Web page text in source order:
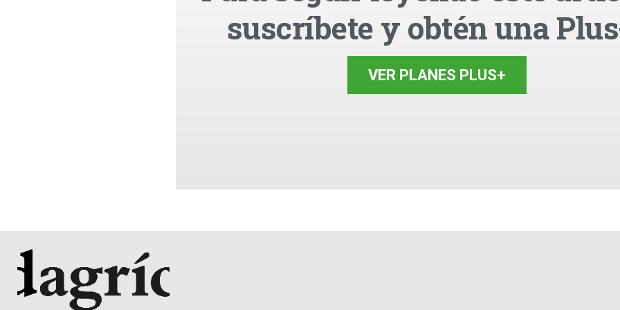
suscríbete y obtén una
VER PLANES PLUS+